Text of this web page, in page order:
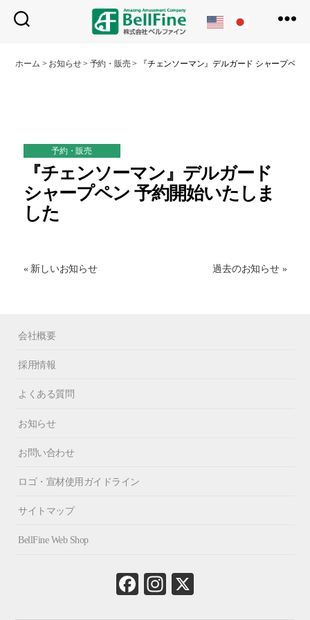
フ
ホーム > お知らせ> 予約・販売> 『チェンソーマン』デルガード シャープペン
予約・販売
『チェンソーマン』デルガード
シャープペン 予約開始いたしま
した
« 新しいお知らせ 過去のお知らせ »
会社概要
採用情報
よくある質問
お知らせ
お問い合わせ
ロゴ・宣材使用ガイドライン
サイトマップ
BellFine Web Shop
Fa
ce
In
st